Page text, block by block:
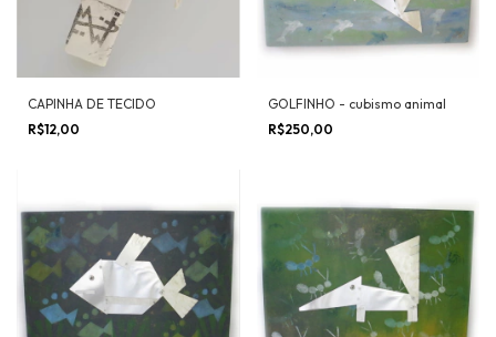
CAPINHA DE TECIDO
R$12,00
GOLFINHO - cubismo animal
R$250,00